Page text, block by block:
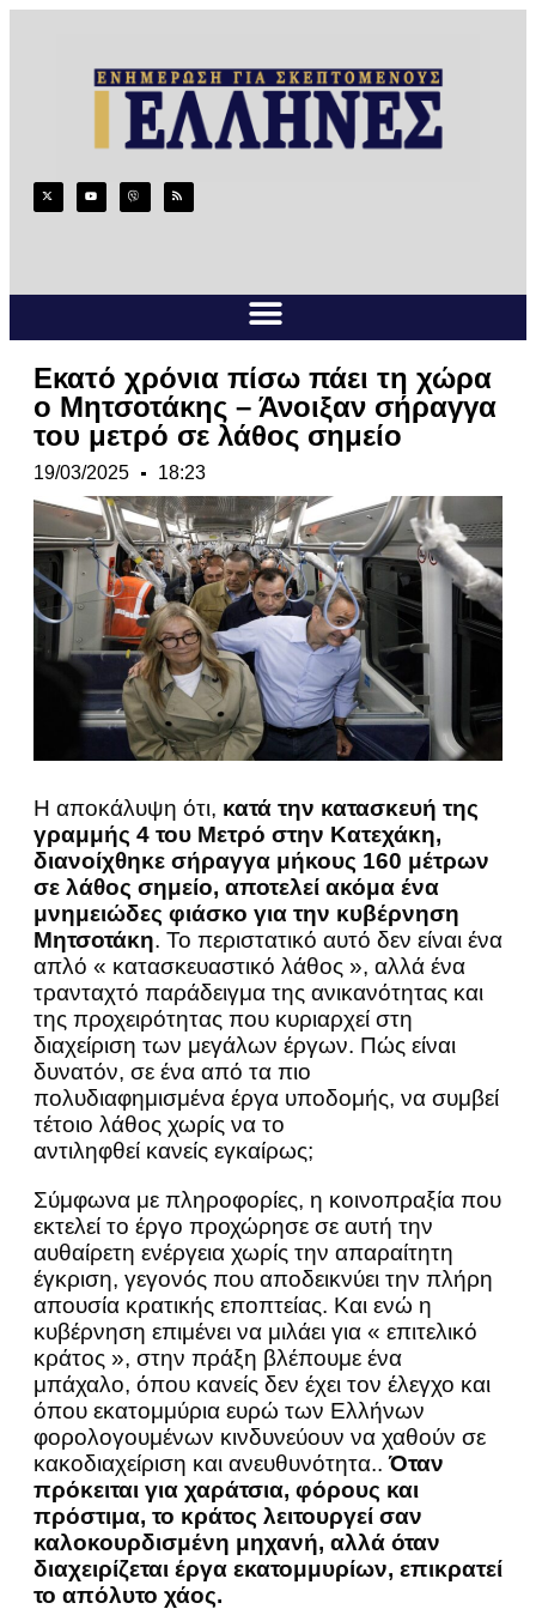
Εκατό χρόνια πίσω πάει τη χώρα
ο Μητσοτάκης – Άνοιξαν σήραγγα
του μετρό σε λάθος σημείο
19/03/2025 18:23
Η αποκάλυψη ότι, κατά την κατασκευή της
γραμμής 4 του Μετρό στην Κατεχάκη,
διανοίχθηκε σήραγγα μήκους 160 μέτρων
σε λάθος σημείο, αποτελεί ακόμα ένα
μνημειώδες φιάσκο για την κυβέρνηση
Μητσοτάκη. Το περιστατικό αυτό δεν είναι ένα
απλό « κατασκευαστικό λάθος », αλλά ένα
τρανταχτό παράδειγμα της ανικανότητας και
της προχειρότητας που κυριαρχεί στη
διαχείριση των μεγάλων έργων. Πώς είναι
δυνατόν, σε ένα από τα πιο
πολυδιαφημισμένα έργα υποδομής, να συμβεί
τέτοιο λάθος χωρίς να το
αντιληφθεί κανείς εγκαίρως;
Σύμφωνα με πληροφορίες, η κοινοπραξία που
εκτελεί το έργο προχώρησε σε αυτή την
αυθαίρετη ενέργεια χωρίς την απαραίτητη
έγκριση, γεγονός που αποδεικνύει την πλήρη
απουσία κρατικής εποπτείας. Και ενώ η
κυβέρνηση επιμένει να μιλάει για « επιτελικό
κράτος », στην πράξη βλέπουμε ένα
μπάχαλο, όπου κανείς δεν έχει τον έλεγχο και
όπου εκατομμύρια ευρώ των Ελλήνων
φορολογουμένων κινδυνεύουν να χαθούν σε
κακοδιαχείριση και ανευθυνότητα..Όταν
πρόκειται για χαράτσια, φόρους και
πρόστιμα, το κράτος λειτουργεί σαν
καλοκουρδισμένη μηχανή, αλλά όταν
διαχειρίζεται έργα εκατομμυρίων, επικρατεί
το απόλυτο χάος.